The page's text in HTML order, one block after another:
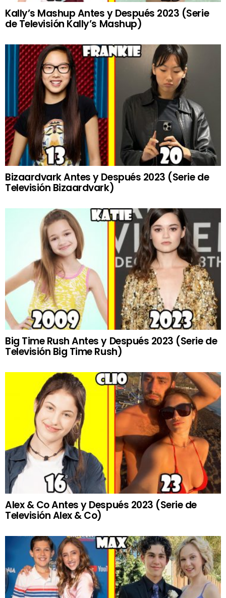
Kally’s Mashup Antes y Después 2023 (Serie
de Televisión Kally’s Mashup)
Bizaardvark Antes y Después 2023 (Serie de
Televisión Bizaardvark)
Big Time Rush Antes y Después 2023 (Serie de
Televisión Big Time Rush)
Alex & Co Antes y Después 2023 (Serie de
Televisión Alex & Co)